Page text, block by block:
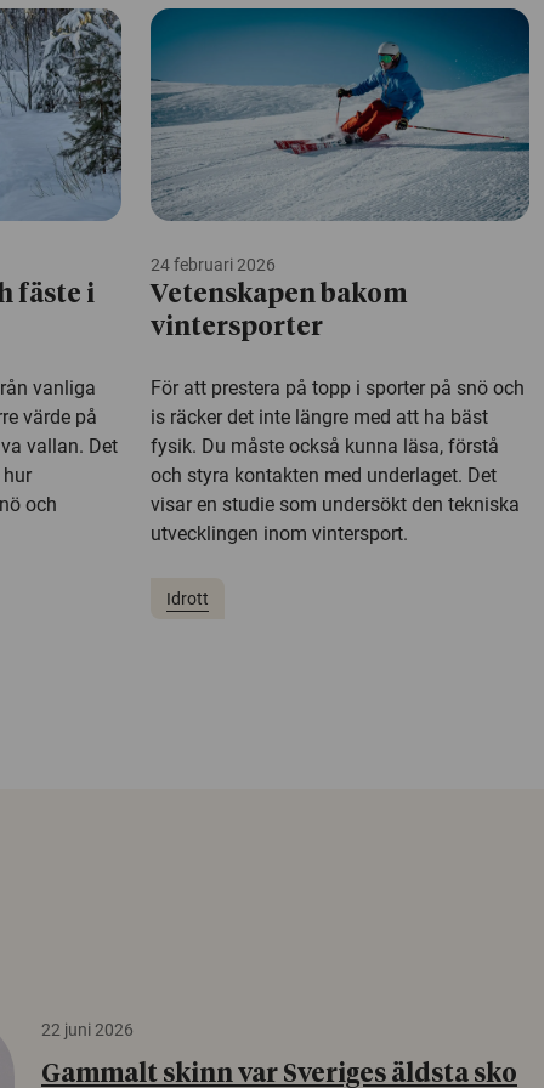
fäste i
vanliga
värde på
vallan. Det
och
24 februari 2026
Vetenskapen bakom
vintersporter
För att prestera på topp i sporter på snö och
is räcker det inte längre med att ha bäst
fysik. Du måste också kunna läsa, förstå
och styra kontakten med underlaget. Det
visar en studie som undersökt den tekniska
utvecklingen inom vintersport.
Idrott
22 juni 2026
Gammalt skinn var Sveriges äldsta sko